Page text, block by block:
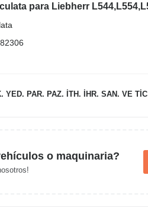
PAR. PAZ. İTH. İHR. SAN. VE TİC. LTD. ŞTİ.
o maquinaria?